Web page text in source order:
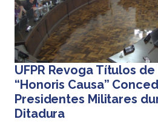
UFPR Revoga Títulos
“Honoris Causa”
Presidentes Militares
Ditadura